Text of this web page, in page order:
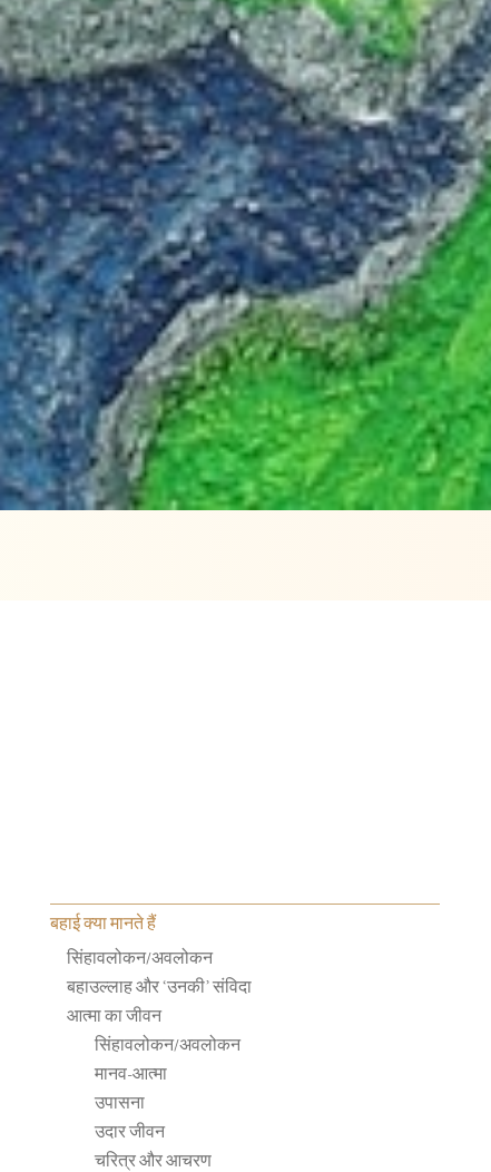
बहाई क्या मानते हैं
सिंहावलोकन/अवलोकन
बहाउल्लाह और ‘उनकी’ संविदा
आत्मा का जीवन
सिंहावलोकन/अवलोकन
मानव-आत्मा
उपासना
उदार जीवन
चरित्र और आचरण